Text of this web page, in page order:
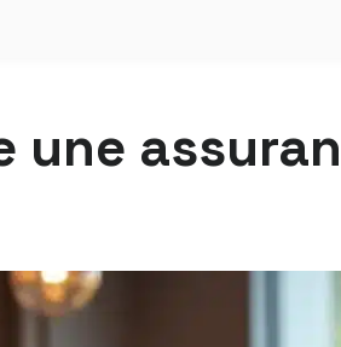
une